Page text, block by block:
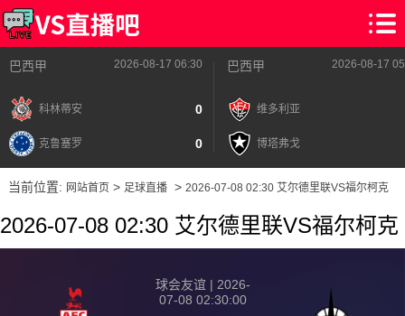
巴西甲 2026-08-17 06:30
科林蒂安 0
克鲁塞罗 0
巴西甲 2026-08-17
维多利亚
博塔弗戈
当前位置: 网站首页> 足球直播> 2026-07-08 02:30 艾尔德里联VS福尔柯克
2026-07-08 02:30 艾尔德里联VS福尔柯克
球会友谊 | 2026-
07-08 02:30:00